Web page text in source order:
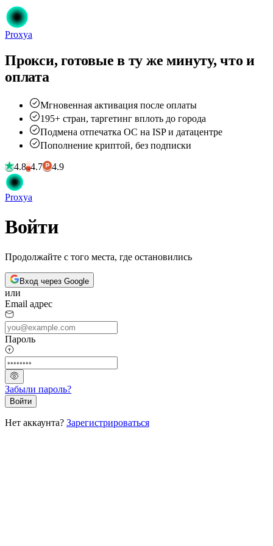
Proxya
Прокси, готовые в ту же минуту, что и
оплата
Мгновенная активация после оплаты
195+ стран, таргетинг вплоть до города
Подмена отпечатка ОС на ISP и датацентре
Пополнение криптой, без подписки
4.8G24.7 4.9
Proxya
Войти
Продолжайте с того места, где остановились
Вход через Google
или
Email адрес
Пароль
Забыли пароль?
Войти
Нет аккаунта? Зарегистрироваться